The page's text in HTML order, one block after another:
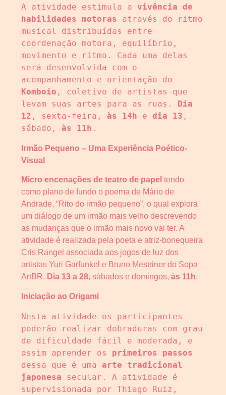
A atividade estimula a vivência de
habilidades motoras através do ritmo
musical distribuídas entre
coordenação motora, equilíbrio,
movimento e ritmo. Cada uma delas
será desenvolvida com o
Komboio , coletivo de artistas que
levam suas artes para as ruas. Dia
12 , sexta-feira, às 14h e dia 13 ,
sábado, às 11h .
Irmão Pequeno – Uma Experiência Poético-
Visual
Micro encenações de teatro de papel tendo
como plano de fundo o poema de Mário de
Andrade, “Rito do irmão pequeno”, o qual explora
um diálogo de um irmão mais velho descrevendo
as mudanças que o irmão mais novo vai ter. A
atividade é realizada pela poeta e atriz-bonequeira
Cris Rangel associada aos jogos de luz dos
artistas Yuri Garfunkel e Bruno Mestriner do Sopa
ArtBR. Dia 13 a 28, sábados e domingos, às 11h.
Iniciação ao Origami
Nesta atividade os participantes
poderão realizar dobraduras com grau
de dificuldade fácil e moderada, e
assim aprender os primeiros passos
dessa que é uma arte tradicional
japonesa secular. A atividade é
supervisionada por Thiago Ruiz,